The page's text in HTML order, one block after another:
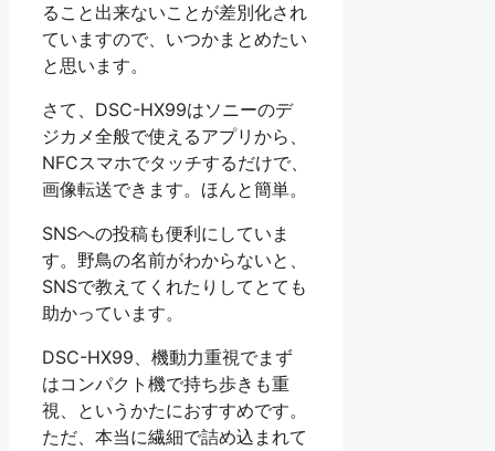
ること出来ないことが差別化され
ていますので、いつかまとめたい
と思います。
さて、DSC-HX99はソニーのデ
ジカメ全般で使えるアプリから、
NFCスマホでタッチするだけで、
画像転送できます。ほんと簡単。
SNSへの投稿も便利にしていま
す。野鳥の名前がわからないと、
SNSで教えてくれたりしてとても
助かっています。
DSC-HX99、機動力重視でまず
はコンパクト機で持ち歩きも重
視、というかたにおすすめです。
ただ、本当に繊細で詰め込まれて